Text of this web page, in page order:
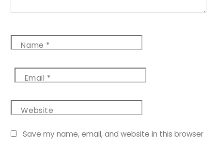
Name *
Email *
Website
Save my name, email, and website in this browser